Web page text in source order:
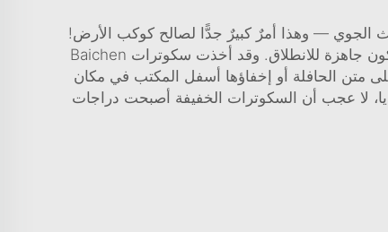
الجوي — وهذا أمرٌ كبيرٌ جدًّا لصالح كوكب الأرض!
علاوةً على ذلك، فإن تكلفة تشغيلها أقل. فلا حاجة للبنزين أو رسوم وقوف السيارات. فقط اشحنها إذا كانت كهربائية، ثم تكون جاهزة للانطلاق. وقد أخذت سكوترات Baichen
متن الحافلة أو إخفاؤها أسفل المكتب في مكان
لا عجب أن السكوترات الخفيفة أصبحت دراجات